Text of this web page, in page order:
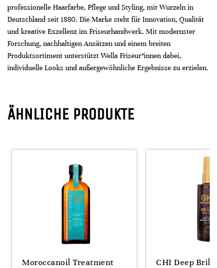
professionelle Haarfarbe, Pflege und Styling, mit Wurzeln in
Deutschland seit 1880. Die Marke steht für Innovation, Qualität
und kreative Exzellenz im Friseurhandwerk. Mit modernster
Forschung, nachhaltigen Ansätzen und einem breiten
Produktsortiment unterstützt Wella Friseur*innen dabei,
individuelle Looks und außergewöhnliche Ergebnisse zu erzielen.
ÄHNLICHE PRODUKTE
Moroccanoil Treatment
CHI Deep